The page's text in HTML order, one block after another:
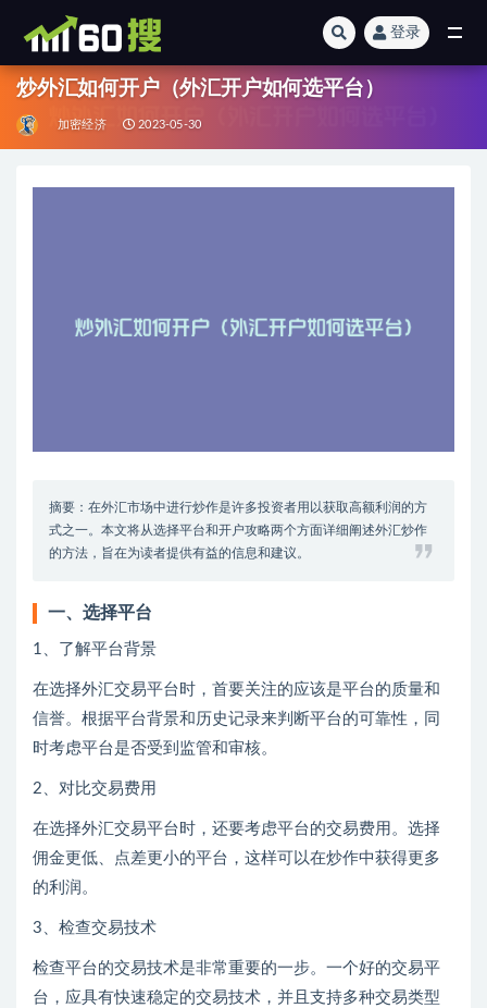
登录
炒外汇如何开户（外汇开户如何选平台）
加密经济 2023-05-30
摘要：在外汇市场中进行炒作是许多投资者用以获取高额利润的方
式之一。本文将从选择平台和开户攻略两个方面详细阐述外汇炒作
的方法，旨在为读者提供有益的信息和建议。
一、选择平台
1、了解平台背景
在选择外汇交易平台时，首要关注的应该是平台的质量和
信誉。根据平台背景和历史记录来判断平台的可靠性，同
时考虑平台是否受到监管和审核。
2、对比交易费用
在选择外汇交易平台时，还要考虑平台的交易费用。选择
佣金更低、点差更小的平台，这样可以在炒作中获得更多
的利润。
3、检查交易技术
检查平台的交易技术是非常重要的一步。一个好的交易平
台，应具有快速稳定的交易技术，并且支持多种交易类型